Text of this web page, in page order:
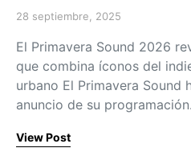
Posted on
28 septiembre, 2025
El Primavera Sound 2026
que combina íconos del
urbano El Primavera Sound
anuncio de su
View Post